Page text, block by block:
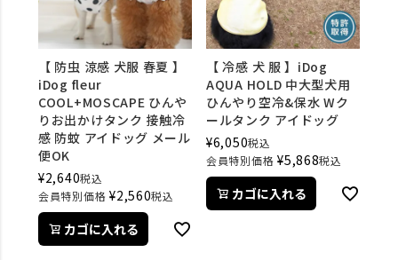
【 防虫 涼感 犬服 春夏 】
iDog fleur
COOL+MOSCAPE ひんや
りお出かけタンク 接触冷
感 防蚊 アイドッグ メール
便OK
¥2,640税込
会員特別価格 ¥2,560税込
カゴに入れる
【 冷感 犬 服 】iDog
AQUA HOLD 中大型犬用
ひんやり空冷&保水 Wク
ールタンク アイドッグ
¥6,050税込
会員特別価格 ¥5,868税込
カゴに入れる